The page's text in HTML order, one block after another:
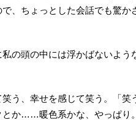
、ちょっとした会話でも驚か
の頭の中には浮かばないよう
う、幸せを感じて笑う。「笑
か……暖色系かな、やっぱり。